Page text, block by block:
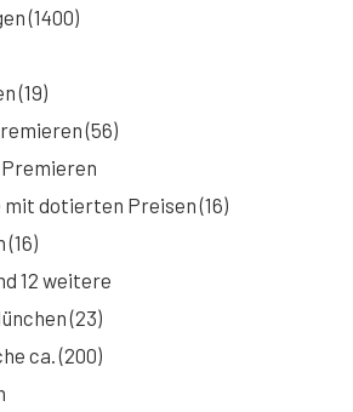
(1400)
(19)
(56)
dotierten Preisen (16)
(16)
12 weitere
(23)
ca. (200)